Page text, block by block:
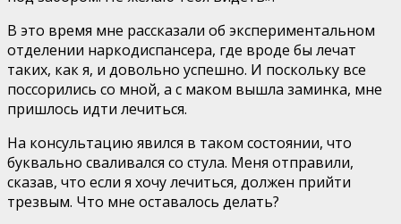
В это время мне рассказали об экспериментальном
отделении наркодиспансера, где вроде бы лечат
таких, как я, и довольно успешно. И поскольку все
поссорились со мной, а с маком вышла заминка, мне
пришлось идти лечиться.
На консультацию явился в таком состоянии, что
буквально сваливался со стула. Меня отправили,
сказав, что если я хочу лечиться, должен прийти
трезвым. Что мне оставалось делать?